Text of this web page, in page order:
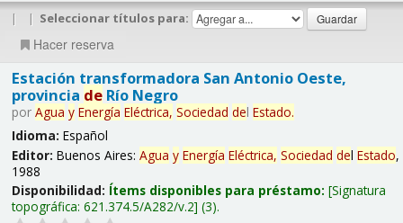
| | Seleccionar títulos para:
Hacer reserva
Estación transformadora San Antonio Oeste,
provincia deRío Negro
por Agua y Energía Eléctrica, Sociedad del Estado.
Idioma: Español
Editor: Buenos Aires: Agua y Energía Eléctrica, Sociedad del Estado,
1988
Disponibilidad: Ítems disponibles para préstamo: Signatura
topográfica: 621.374.5/A282/v.2 (3).